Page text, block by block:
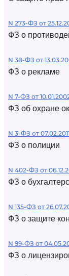
N 273-ФЗ от
ФЗ о
N 38-ФЗ от
ФЗ о рекламе
N 7-ФЗ от
ФЗ об охране
N 3-ФЗ от
ФЗ о полиции
N 402-ФЗ от
ФЗ о
N 135-ФЗ от
ФЗ о защите
N 99-ФЗ от
ФЗ о